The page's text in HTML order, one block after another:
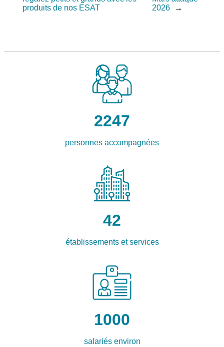
produits de nos ESAT
2026
→
2247
personnes accompagnées
42
établissements et services
1000
salariés environ